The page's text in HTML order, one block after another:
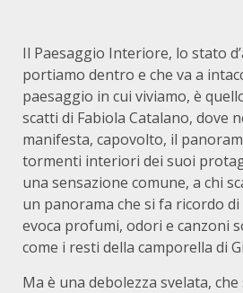
Il Paesaggio Interiore, lo stato
portiamo dentro e che va a
paesaggio in cui viviamo, è
scatti di Fabiola Catalano, dove
manifesta, capovolto, il
tormenti interiori dei suoi
una sensazione comune, a chi
un panorama che si fa ricordo
evoca profumi, odori e canzoni
come i resti della camporella di
Ma è una debolezza svelata,